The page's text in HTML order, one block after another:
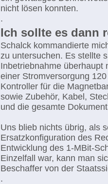
nicht lösen konnten.
.
Ich sollte es dann
Schalck kommandierte
zu untersuchen. Es stellte
Inbetriebnahme überhaupt
einer Stromversorgung
Kontroller für die
sowie Zubehör, Kabel,
und die gesamte
Uns blieb nichts übrig, als
Ersatzkonfiguration des
Entwicklung des 1-MBit-
Einzelfall war, kann man
Beschaffer von der
.